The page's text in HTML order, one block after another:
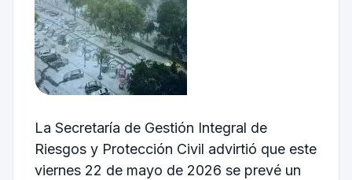
La Secretaría de Gestión Integral de
Riesgos y Protección Civil advirtió que este
viernes 22 de mayo de 2026 se prevé un